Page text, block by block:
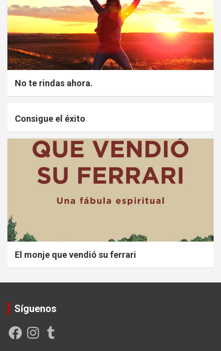
No te rindas ahora.
Consigue el éxito
El monje que vendió su ferrari
Síguenos
FacebookInstagramTumblr